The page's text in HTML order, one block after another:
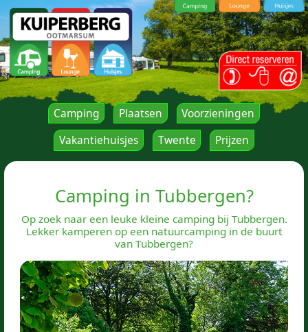
Camping Plaatsen
Voorzieningen
Vakantiehuisjes
Twente Prijzen
Camping in Tubbergen?
Op zoek naar een leuke kleine camping bij Tubbergen.
Lekker kamperen op een natuurcamping in de buurt
van Tubbergen?